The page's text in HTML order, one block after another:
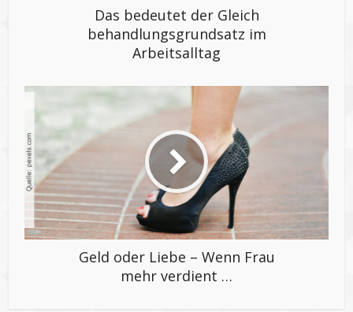
Das bedeutet der Gleich
behandlungsgrundsatz im
Arbeitsalltag
Geld oder Liebe – Wenn Frau
mehr verdient …